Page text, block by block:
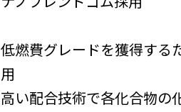
低燃費グレードを獲得する
用
高い配合技術で各化合物の